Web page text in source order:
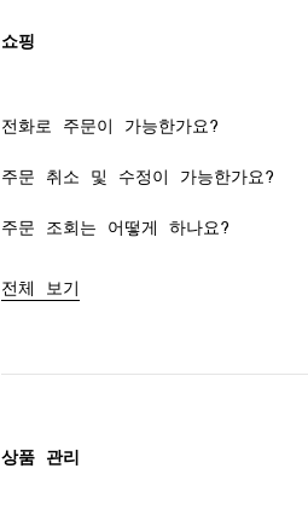
쇼핑
전화로 주문이 가능한가요?
주문 취소 및 수정이 가능한가요?
주문 조회는 어떻게 하나요?
전체 보기
상품 관리